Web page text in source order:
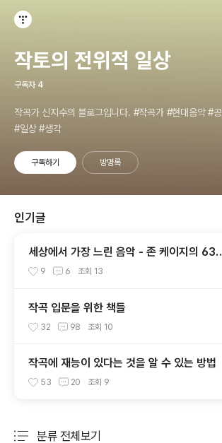
작토의 전위적 일상
구독자 4
작곡가 신지수의 블로그입니다. #작곡가 #현대음악 #공연소식 #육아
#일상 #생각
구독하기 방명록
인기글
세상에서 가장 느린 음악 - 존 케이지의 639
년짜리 오르간 곡 Organ2 / ASLSP
9 6 조회 13
작곡 입문을 위한 책들
32 98 조회 10
작곡에 재능이 있다는 것을 알 수 있는 방법
53 20 조회 9
분류 전체보기